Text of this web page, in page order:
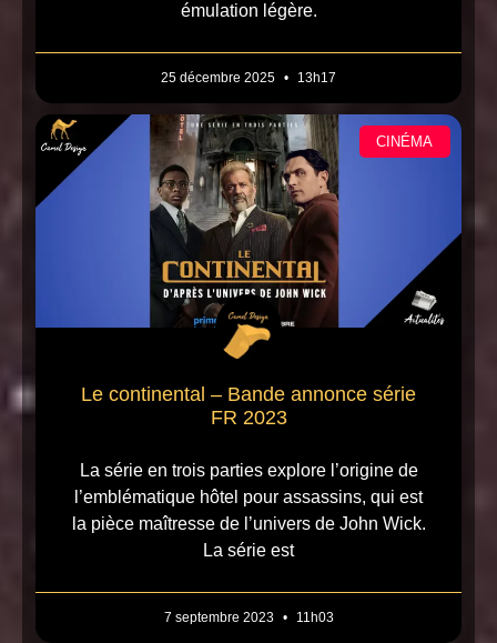
émulation légère.
25 décembre 2025 13h17
CINÉMA
Le continental – Bande annonce série
FR 2023
La série en trois parties explore l’origine de
l’emblématique hôtel pour assassins, qui est
la pièce maîtresse de l’univers de John Wick.
La série est
7 septembre 2023 11h03